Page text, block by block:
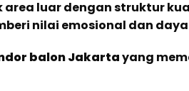
area luar dengan struktur
nilai emosional dan
balon Jakartayang